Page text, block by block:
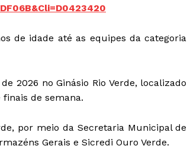
de idade até as equipes da categoria
2026 no Ginásio Rio Verde, localizado
de semana.
por meio da Secretaria Municipal de
Gerais e Sicredi Ouro Verde.